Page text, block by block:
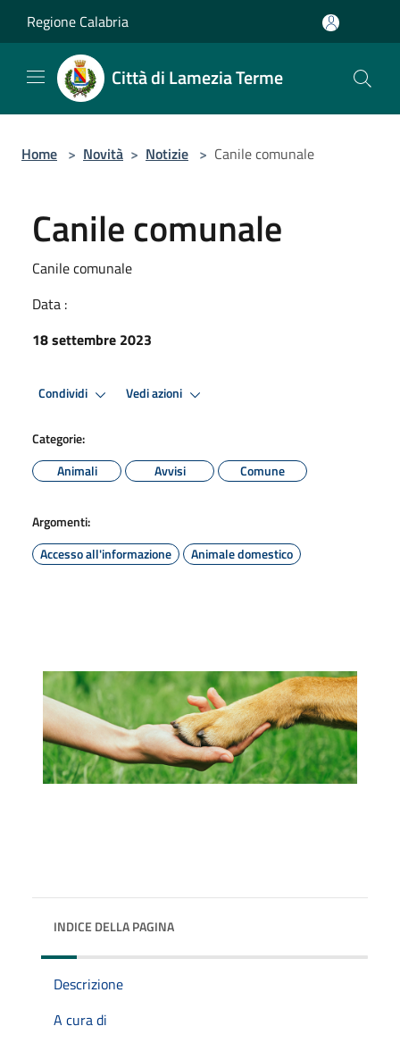
Regione Calabria
Città di Lamezia Terme
Home > Novità > Notizie > Canile comunale
Canile comunale
Canile comunale
Data :
18 settembre 2023
Condividi Vedi azioni
Categorie:
Animali
Avvisi Comune
Argomenti:
Accesso all'informazione
Animale domestico
INDICE DELLA PAGINA
Descrizione
A cura di